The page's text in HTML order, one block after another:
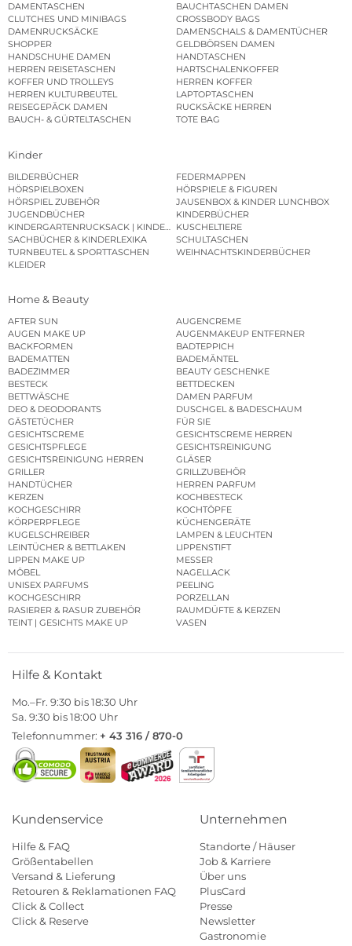
DAMENTASCHEN
BAUCHTASCHEN DAMEN
CLUTCHES UND MINIBAGS
CROSSBODY BAGS
DAMENRUCKSÄCKE
DAMENSCHALS & DAMENTÜCHER
SHOPPER
GELDBÖRSEN DAMEN
HANDSCHUHE DAMEN
HANDTASCHEN
HERREN REISETASCHEN
HARTSCHALENKOFFER
KOFFER UND TROLLEYS
HERREN KOFFER
HERREN KULTURBEUTEL
LAPTOPTASCHEN
REISEGEPÄCK DAMEN
RUCKSÄCKE HERREN
BAUCH- & GÜRTELTASCHEN
TOTE BAG
Kinder
BILDERBÜCHER
FEDERMAPPEN
HÖRSPIELBOXEN
HÖRSPIELE & FIGUREN
HÖRSPIEL ZUBEHÖR
JAUSENBOX & KINDER LUNCHBOX
JUGENDBÜCHER
KINDERBÜCHER
KINDERGARTENRUCKSACK | KINDERGARTENBEUTEL
KUSCHELTIERE
SACHBÜCHER & KINDERLEXIKA
SCHULTASCHEN
TURNBEUTEL & SPORTTASCHEN
WEIHNACHTSKINDERBÜCHER
KLEIDER
Home & Beauty
AFTER SUN
AUGENCREME
AUGEN MAKE UP
AUGENMAKEUP ENTFERNER
BACKFORMEN
BADTEPPICH
BADEMATTEN
BADEMÄNTEL
BADEZIMMER
BEAUTY GESCHENKE
BESTECK
BETTDECKEN
BETTWÄSCHE
DAMEN PARFUM
DEO & DEODORANTS
DUSCHGEL & BADESCHAUM
GÄSTETÜCHER
FÜR SIE
GESICHTSCREME
GESICHTSCREME HERREN
GESICHTSPFLEGE
GESICHTSREINIGUNG
GESICHTSREINIGUNG HERREN
GLÄSER
GRILLER
GRILLZUBEHÖR
HANDTÜCHER
HERREN PARFUM
KERZEN
KOCHBESTECK
KOCHGESCHIRR
KOCHTÖPFE
KÖRPERPFLEGE
KÜCHENGERÄTE
KUGELSCHREIBER
LAMPEN & LEUCHTEN
LEINTÜCHER & BETTLAKEN
LIPPENSTIFT
LIPPEN MAKE UP
MESSER
MÖBEL
NAGELLACK
UNISEX PARFUMS
PEELING
KOCHGESCHIRR
PORZELLAN
RASIERER & RASUR ZUBEHÖR
RAUMDÜFTE & KERZEN
TEINT | GESICHTS MAKE UP
VASEN
Hilfe & Kontakt
Mo.–Fr. 9:30 bis 18:30 Uhr
Sa. 9:30 bis 18:00 Uhr
Telefonnummer: + 43 316 / 870-0
Kundenservice
Hilfe & FAQ
Größentabellen
Versand & Lieferung
Retouren & Reklamationen FAQ
Click & Collect
Click & Reserve
Unternehmen
Standorte / Häuser
Job & Karriere
Über uns
PlusCard
Presse
Newsletter
Gastronomie